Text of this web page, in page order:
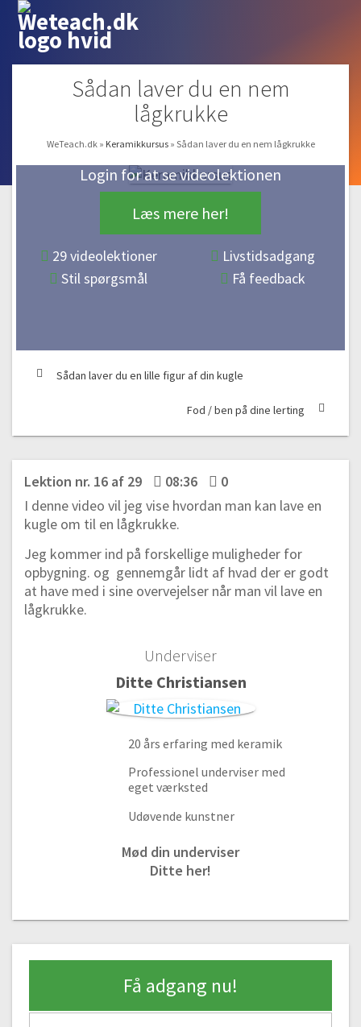
Sådan laver du en nem
lågkrukke
WeTeach.dk » Keramikkursus » Sådan laver du en nem lågkrukke
Login for at se videolektionen
Læs mere her!
29 videolektioner
Livstidsadgang
Stil spørgsmål
Få feedback
Sådan laver du en lille figur af din kugle
Fod / ben på dine lerting
Lektion nr. 16 af 29 08:36
0
I denne video vil jeg vise hvordan man kan lave en
kugle om til en lågkrukke.
Jeg kommer ind på forskellige muligheder for
opbygning. og gennemgår lidt af hvad der er godt
at have med i sine overvejelser når man vil lave en
lågkrukke.
Underviser
Ditte Christiansen
20 års erfaring med keramik
Professionel underviser med
eget værksted
Udøvende kunstner
Mød din underviser
Ditte her!
Få adgang nu!
Kom godt i gang
#1 Overblik over processen
04:34
13:18
#3 Lertyper | Sådan vælger du den rigtige lertype til dit keramik
03:28
#5 Pladeteknik | Sådan udruller du dit ler rigtigt
#6 Sådan laver du en smart lerkrympe-målepind
#7 Sådan laver du en vase i pladeteknik uden en skabelon/form
10:55
10:29